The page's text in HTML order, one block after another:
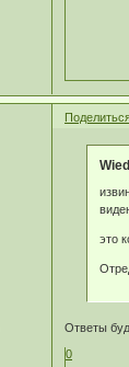
это
Ответы
0